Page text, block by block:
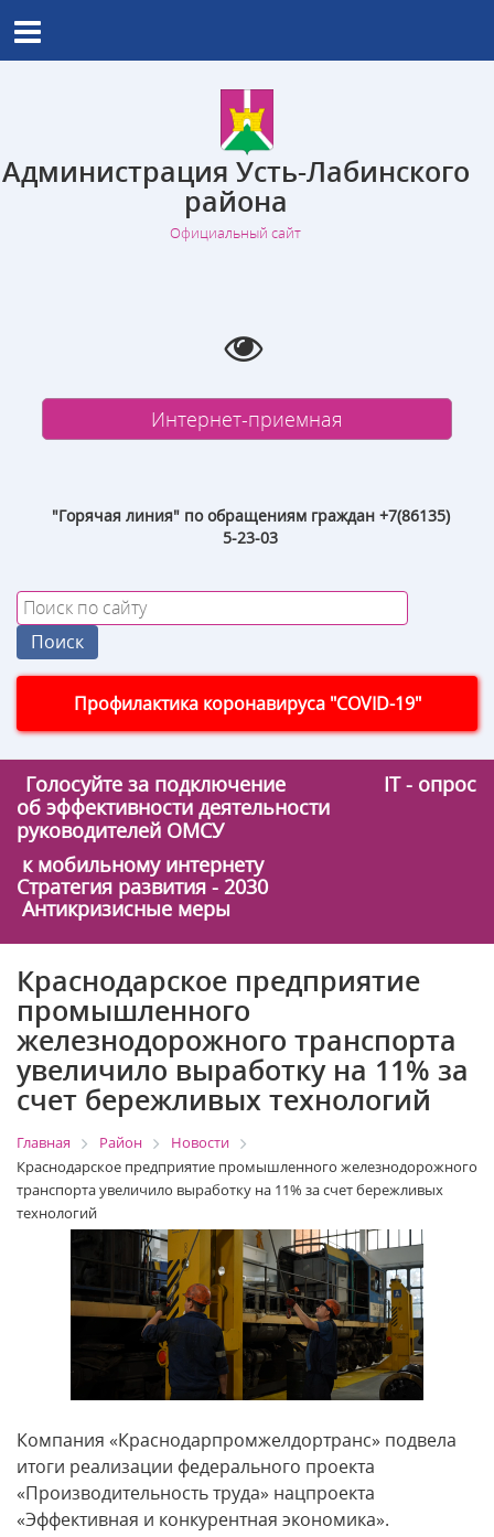
Администрация Усть-Лабинского
района
Официальный сайт
Интернет-приемная
"Горячая линия" по обращениям граждан +7(86135)
5-23-03
Профилактика коронавируса "COVID-19"
Голосуйте за подключение
IT - опрос
об эффективности деятельности
руководителей ОМСУ
к мобильному интернету
Стратегия развития - 2030
Антикризисные меры
Краснодарское предприятие
промышленного
железнодорожного транспорта
увеличило выработку на 11% за
счет бережливых технологий
Главная Район
Новости
Краснодарское предприятие промышленного железнодорожного
транспорта увеличило выработку на 11% за счет бережливых
технологий
Компания «Краснодарпромжелдортранс» подвела
итоги реализации федерального проекта
«Производительность труда» нацпроекта
«Эффективная и конкурентная экономика».